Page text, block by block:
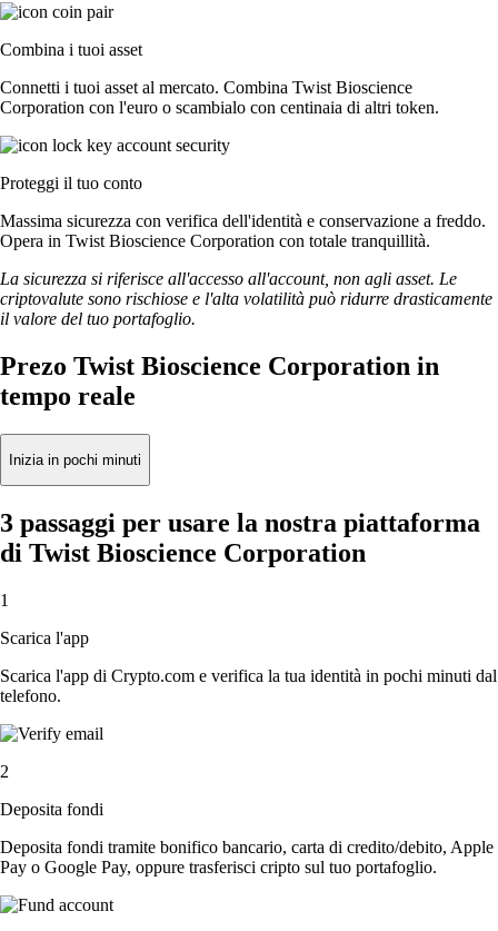
Combina i tuoi asset
Connetti i tuoi asset al mercato. Combina Twist Bioscience
Corporation con l'euro o scambialo con centinaia di altri token.
Proteggi il tuo conto
Massima sicurezza con verifica dell'identità e conservazione a freddo.
Opera in Twist Bioscience Corporation con totale tranquillità.
La sicurezza si riferisce all'accesso all'account, non agli asset. Le
criptovalute sono rischiose e l'alta volatilità può ridurre drasticamente
il valore del tuo portafoglio.
Prezo Twist Bioscience Corporation in
tempo reale
Inizia in pochi minuti
3 passaggi per usare la nostra piattaforma
di Twist Bioscience Corporation
1
Scarica l'app
Scarica l'app di Crypto.com e verifica la tua identità in pochi minuti dal
telefono.
2
Deposita fondi
Deposita fondi tramite bonifico bancario, carta di credito/debito, Apple
Pay o Google Pay, oppure trasferisci cripto sul tuo portafoglio.